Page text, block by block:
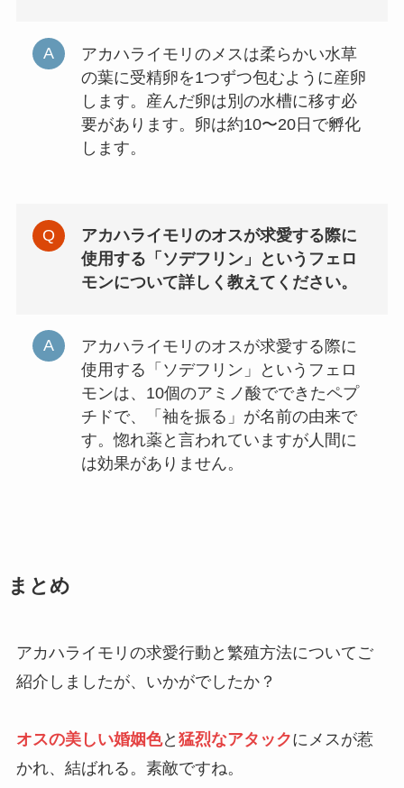
アカハライモリのメスは柔らかい水草
の葉に受精卵を1つずつ包むように産卵
します。産んだ卵は別の水槽に移す必
要があります。卵は約10〜20日で孵化
します。
アカハライモリのオスが求愛する際に
使用する「ソデフリン」というフェロ
モンについて詳しく教えてください。
アカハライモリのオスが求愛する際に
使用する「ソデフリン」というフェロ
モンは、10個のアミノ酸でできたペプ
チドで、「袖を振る」が名前の由来で
す。惚れ薬と言われていますが人間に
は効果がありません。
まとめ
アカハライモリの求愛行動と繁殖方法についてご
紹介しましたが、いかがでしたか？
オスの美しい婚姻色と 猛烈なアタックにメスが惹
かれ、結ばれる。素敵ですね。